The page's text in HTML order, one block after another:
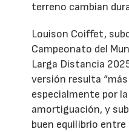
terreno cambian
Louison Coiffet,
Campeonato del
Larga Distancia
versión resulta
especialmente por
amortiguación, y
buen equilibrio